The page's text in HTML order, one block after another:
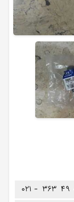
۰۲۱ - ۳۶۳ ۴۹